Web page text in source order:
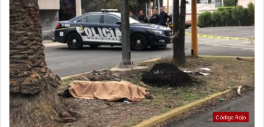
Código Rojo